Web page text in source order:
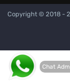
Chat
Copyright © 2018 -